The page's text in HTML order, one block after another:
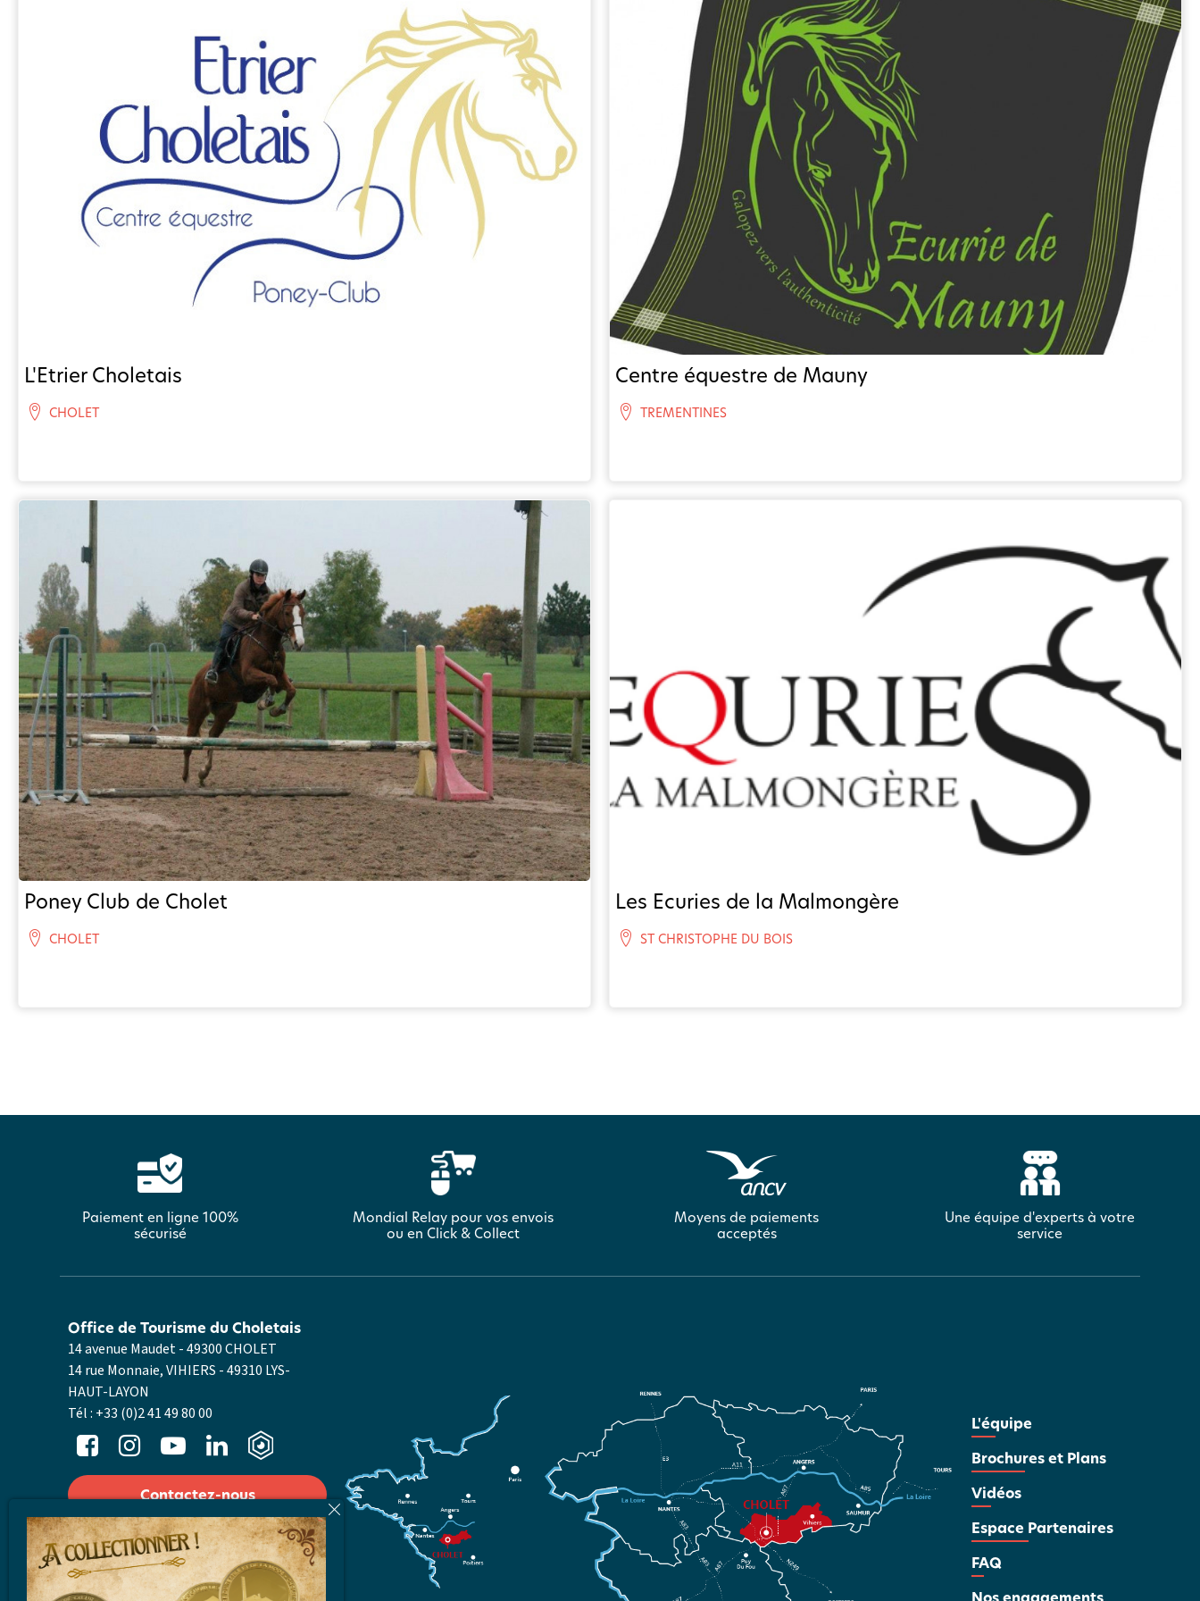
L'Etrier Choletais
CHOLET
Centre équestre de Mauny
TREMENTINES
Poney Club de Cholet
CHOLET
Les Ecuries de la Malmongère
ST CHRISTOPHE DU BOIS
Paiement en ligne 100%
sécurisé
Mondial Relay pour vos envois
ou en Click & Collect
Moyens de paiements
acceptés
Une équipe d'experts à votre
service
14 avenue Maudet - 49300 CHOLET
14 rue Monnaie, VIHIERS - 49310 LYS-
HAUT-LAYON
Tél : +33 (0)2 41 49 80 00
Office de Tourisme du Choletais
Contactez-nous
Nos horaires
L'équipe
Brochures et Plans
Vidéos
Espace Partenaires
FAQ